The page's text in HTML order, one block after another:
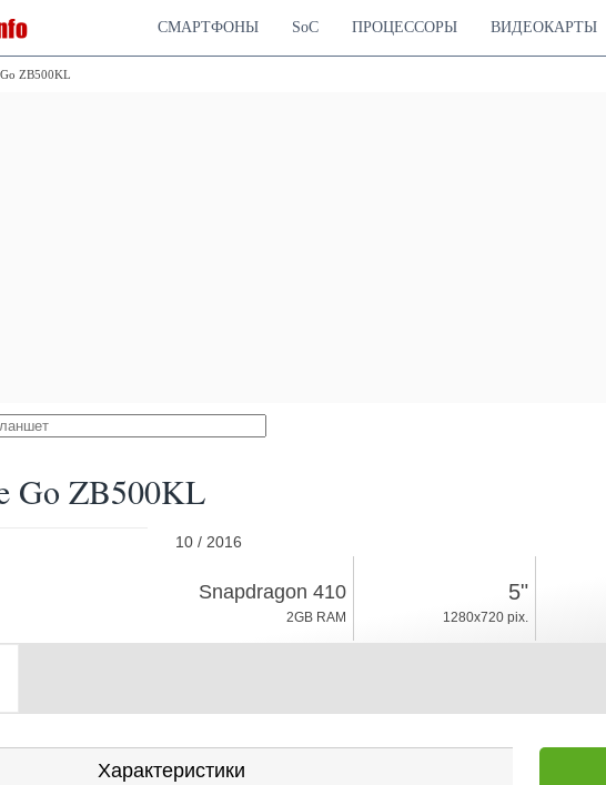
СМАРТФОНЫ SoC ПРОЦЕССОРЫ ВИДЕОКАРТЫ
ZB500KL
Go ZB500KL
10 / 2016
Android 6.0
Snapdragon 410
2GB RAM
5"
1280x720 pix.
Характеристики